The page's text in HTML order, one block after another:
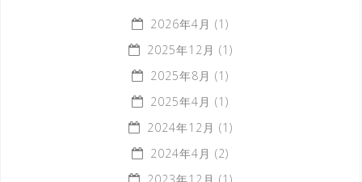
2026年4月 (1)
2025年12月 (1)
2025年8月 (1)
2025年4月 (1)
2024年12月 (1)
2024年4月 (2)